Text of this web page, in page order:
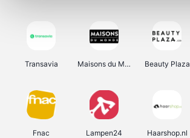
Transavia Maisons du Monde Beauty Plaza
Fnac Lampen24 Haarshop.nl